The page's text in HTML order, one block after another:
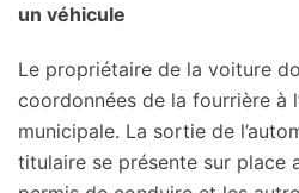
un véhicule
Le propriétaire de la voiture
coordonnées de la fourrière à
municipale. La sortie de
titulaire se présente sur place